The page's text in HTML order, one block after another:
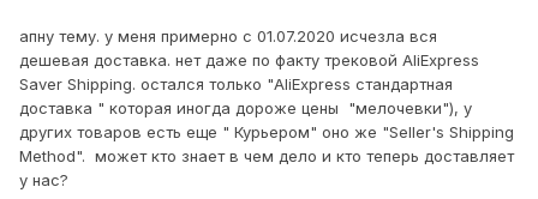
апну тему. у меня примерно с 01.07.2020 исчезла вся
дешевая доставка. нет даже по факту трековой AliExpress
Saver Shipping. остался только "AliExpress стандартная
доставка " которая иногда дороже цены "мелочевки"), у
других товаров есть еще " Курьером" оно же "Seller's Shipping
Method". может кто знает в чем дело и кто теперь доставляет
у нас?